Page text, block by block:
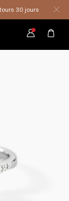
30 jours